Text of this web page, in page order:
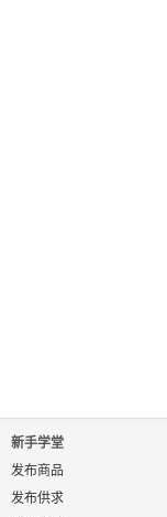
新手学堂
发布商品
发布供求